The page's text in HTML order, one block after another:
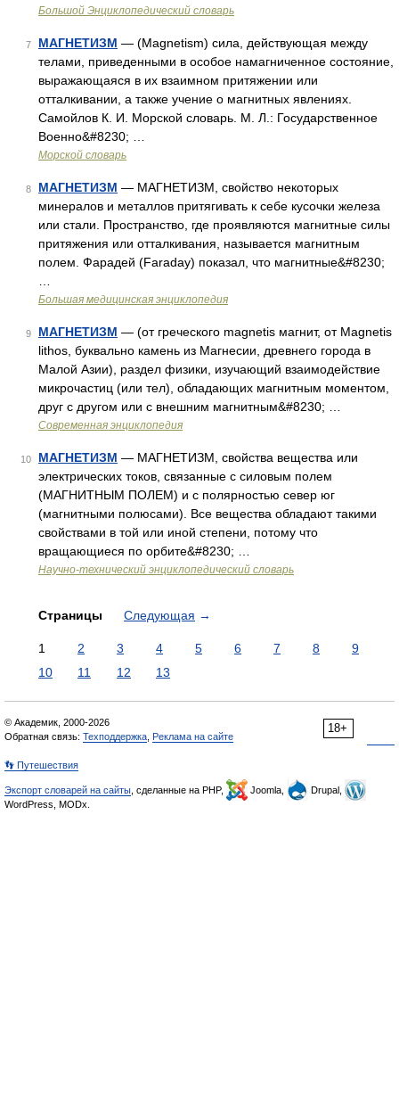
Большой Энциклопедический словарь
7 МАГНЕТИЗМ — (Magnetism) сила, действующая между
телами, приведенными в особое намагниченное состояние,
выражающаяся в их взаимном притяжении или
отталкивании, а также учение о магнитных явлениях.
Самойлов К. И. Морской словарь. М. Л.: Государственное
Военно&#8230; …
Морской словарь
8 МАГНЕТИЗМ — МАГНЕТИЗМ, свойство некоторых
минералов и металлов притягивать к себе кусочки железа
или стали. Пространство, где проявляются магнитные силы
притяжения или отталкивания, называется магнитным
полем. Фарадей (Faraday) показал, что магнитные&#8230;
Большая медицинская энциклопедия
9 МАГНЕТИЗМ — (от греческого magnetis магнит, от Magnetis
lithos, буквально камень из Магнесии, древнего города в
Малой Азии), раздел физики, изучающий взаимодействие
микрочастиц (или тел), обладающих магнитным моментом,
друг с другом или с внешним магнитным&#8230; …
Современная энциклопедия
10 МАГНЕТИЗМ — МАГНЕТИЗМ, свойства вещества или
электрических токов, связанные с силовым полем
(МАГНИТНЫМ ПОЛЕМ) и с полярностью север юг
(магнитными полюсами). Все вещества обладают такими
свойствами в той или иной степени, потому что
вращающиеся по орбите&#8230; …
Научно-технический энциклопедический словарь
Страницы Следующая →
1 2 3 4 5 6 7 8
9
10
11 12 13
18+
© Академик, 2000-2026
Обратная связь: Техподдержка Реклама на сайте
👣 Путешествия
Экспорт словарей на сайты , сделанные на PHP, Joomla,
Drupal,
WordPress, MODx.